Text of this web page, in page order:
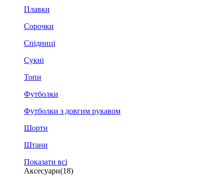
Плавки
Сорочки
Спідниці
Сукні
Топи
Футболки
Футболки з довгим рукавом
Шорти
Штани
Показати всі
Аксесуари(18)